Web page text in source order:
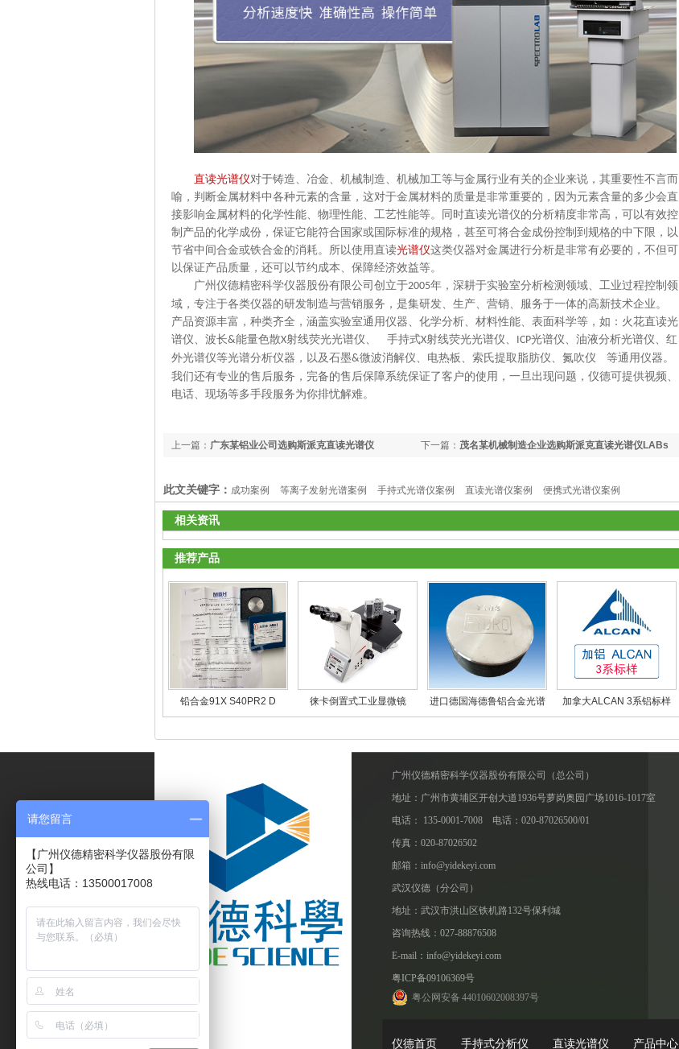
直读光谱仪对于铸造、冶金、机械制造、机械加工等与金属行业有关的企业来说，其重要性不言而
喻，判断金属材料中各种元素的含量，这对于金属材料的质量是非常重要的，因为元素含量的多少会直
接影响金属材料的化学性能、物理性能、工艺性能等。同时直读光谱仪的分析精度非常高，可以有效控
制产品的化学成份，保证它能符合国家或国际标准的规格，甚至可将合金成份控制到规格的中下限，以
节省中间合金或铁合金的消耗。所以使用直读光谱仪这类仪器对金属进行分析是非常有必要的，不但可
以保证产品质量，还可以节约成本、保障经济效益等。
广州仪德精密科学仪器股份有限公司创立于2005年，深耕于实验室分析检测领域、工业过程控制领
域，专注于各类仪器的研发制造与营销服务，是集研发、生产、营销、服务于一体的高新技术企业。
产品资源丰富，种类齐全，涵盖实验室通用仪器、化学分析、材料性能、表面科学等，如：火花直读光
谱仪、波长&能量色散X射线荧光光谱仪、 手持式X射线荧光光谱仪、 ICP光谱仪、油液分析光谱仪、红
外光谱仪等光谱分析仪器，以及石墨&微波消解仪、电热板、索氏提取脂肪仪、氮吹仪
等通用仪器。
我们还有专业的售后服务，完备的售后保障系统保证了客户的使用，一旦出现问题，仪德可提供视频、
电话、现场等多手段服务为你排忧解难。
下一篇： 茂名某机械制造企业选购斯派克直读光谱仪LABs
上一篇： 广东某铝业公司选购斯派克直读光谱仪
此文关键字： 成功案例 等离子发射光谱案例 手持式光谱仪案例 直读光谱仪案例 便携式光谱仪案例
相关资讯
推荐产品
铅合金91X S40PR2 D
徕卡倒置式工业显微镜
Leica DMi8
进口德国海德鲁铝合金光谱
标样V 1408
加拿大ALCAN 3系铝标样
广州仪德精密科学仪器股份有限公司（总公司）
地址：广州市黄埔区开创大道1936号萝岗奥园广场1016-1017室
电话： 135-0001-7008 电话：020-87026500/01
传真：020-87026502
邮箱：info@yidekeyi.com
武汉仪德（分公司）
地址：武汉市洪山区铁机路132号保利城
咨询热线：027-88876508
E-mail：info@yidekeyi.com
粤ICP备09106369号
粤公网安备 44010602008397号
仪德首页 手持式分析仪 直读光谱仪 产品中心
请您留言
【广州仪德精密科学仪器股份有限
公司】
热线电话：13500017008